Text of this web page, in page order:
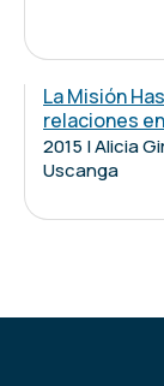
La Misión
relaciones
2015 | Alicia
Uscanga